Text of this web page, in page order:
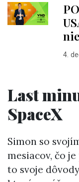
4.
Last
SpaceX
Simon so
mesiacov, čo
to svoje